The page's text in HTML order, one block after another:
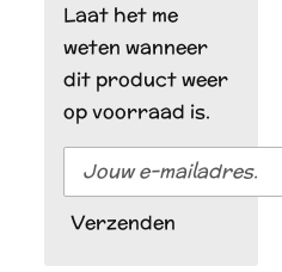
Laat het me
weten wanneer
dit product weer
op voorraad is.
Verzenden